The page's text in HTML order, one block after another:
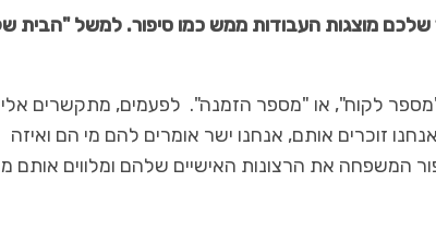
מוצגות העבודות ממש כמו סיפור. למשל "הבית
"מספר לקוח", או "מספר הזמנה". לפעמים, מתקשרים
זוכרים אותם, אנחנו ישר אומרים להם מי הם ואיזה
המשפחה את הרצונות האישיים שלהם ומלווים אותם